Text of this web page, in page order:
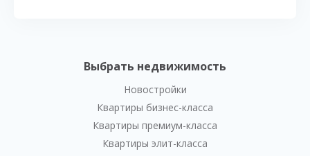
Выбрать недвижимость
Новостройки
Квартиры бизнес-класса
Квартиры премиум-класса
Квартиры элит-класса